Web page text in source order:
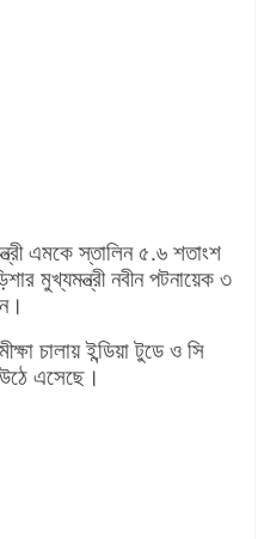
এমকে স্তালিন ৫.৬ শতাংশ
মুখ্যমন্ত্রী নবীন পটনায়েক ৩
চালায় ইন্ডিয়া টুডে ও সি
এসেছে।